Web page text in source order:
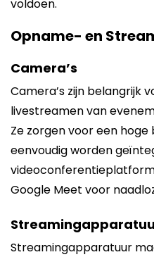
voldoen.
Opname- en
Camera’s
Camera’s zijn belangrijk
livestreamen van
Ze zorgen voor een
eenvoudig worden
Google Meet voor
Streamingapparatuur